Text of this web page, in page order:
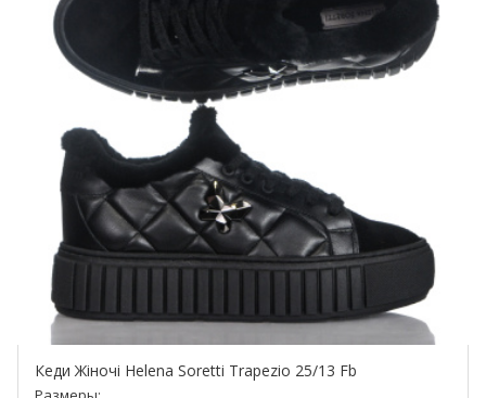
Кеди Жіночі Helena Soretti Trapezio 25/13 Fb